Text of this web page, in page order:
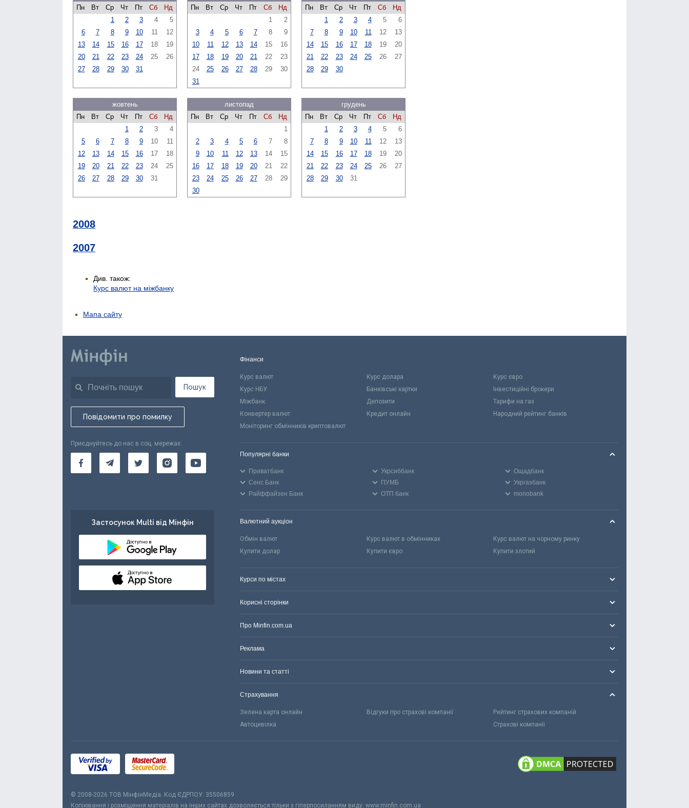
Пн
Вт Ср Чт Пт Сб
Нд
1
2 3 4
5
6
7 8 9 10 11
12
13
14 15 16 17 18
19
20
21 22 23 24 25
26
27
28 29 30 31
Пн
Вт Ср Чт Пт Сб
Нд
1
2
3
4 5 6 7 8
9
10
11 12 13 14 15
16
17
18 19 20 21 22
23
24
25 26 27 28 29
30
31
Пн
Вт Ср Чт Пт Сб
Нд
1
2 3 4 5
6
7
8 9 10 11 12
13
14
15 16 17 18 19
20
21
22 23 24 25 26
27
28
29 30
жовтень
Пн
Вт Ср Чт Пт Сб
Нд
1
2 3
4
5
6 7 8 9 10
11
12
13 14 15 16 17
18
19
20 21 22 23 24
25
26
27 28 29 30 31
листопад
Пн
Вт Ср Чт Пт Сб
Нд
1
2
3 4 5 6 7
8
9
10 11 12 13 14
15
16
17 18 19 20 21
22
23
24 25 26 27 28
29
30
грудень
Пн
Вт Ср Чт Пт Сб
Нд
1
2 3 4 5
6
7
8 9 10 11 12
13
14
15 16 17 18 19
20
21
22 23 24 25 26
27
28
29 30 31
2008
2007
Див. також:
Курс валют на міжбанку
Мапа сайту
Пошук
Повідомити про помилку
Приєднуйтесь до нас в соц. мережах:
Застосунок Multi від Мінфін
Доступно в
Доступно в
Фінанси
Курс валют Курс долара
Курс євро
Курс НБУ
Банківські картки
Інвестиційні брокери
Міжбанк
Депозити
Тарифи на газ
Конвертер валют
Кредит онлайн
Народний рейтинг банків
Моніторинг обмінників криптовалют
Популярні банки
Приватбанк Укрсиббанк
Ощадбанк
Сенс Банк
ПУМБ
Укргазбанк
Райффайзен Банк
ОТП банк monobank
Валютний аукціон
Обмін валют Курс валют в обмінниках
Курс валют на чорному ринку
Купити долар
Купити євро Купити злотий
Курси по містах
Корисні сторінки
Про Minfin.com.ua
Реклама
Новини та статті
Страхування
Зелена карта онлайн Відгуки про страхові компанії
Рейтинг страхових компаній
Автоцивілка
Страхові компанії
© 2008-2026 ТОВ МiнфiнМедiа. Код ЄДРПОУ: 35506859
Копіювання і розміщення матеріалів на інших сайтах дозволяється тільки з гіперпосиланням виду: www.minfin.com.ua